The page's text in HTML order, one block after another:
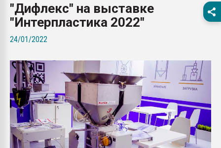
первый план в
бутылок
"Дифлекс" на выставке
"Интерпластика 2022"
24/01/2022